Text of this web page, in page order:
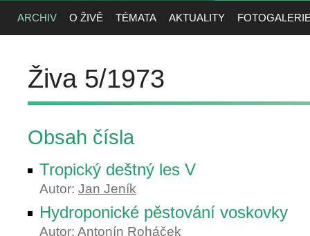
ARCHIV O ŽIVĚ TÉMATA AKTUALITY
Živa 5/1973
Obsah čísla
Tropický deštný les V
Autor: Jan Jeník
Hydroponické pěstování voskovky
Autor: Antonín Roháček